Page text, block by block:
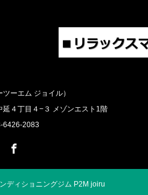
ーエム ジョイル）
４丁目４−３ メゾンエスト1階
6426-2083
ンディショニングジム P2M joiru